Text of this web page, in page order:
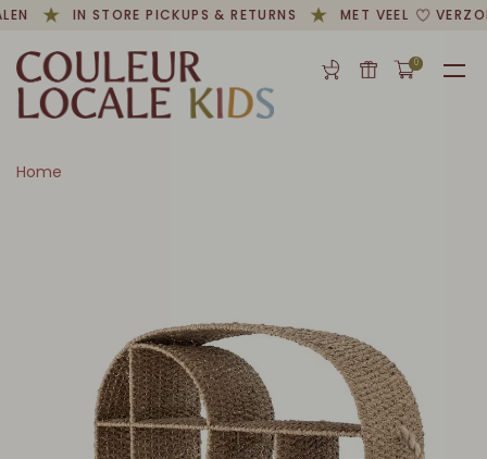
IN STORE PICKUPS & RETURNS MET VEEL
0
Home